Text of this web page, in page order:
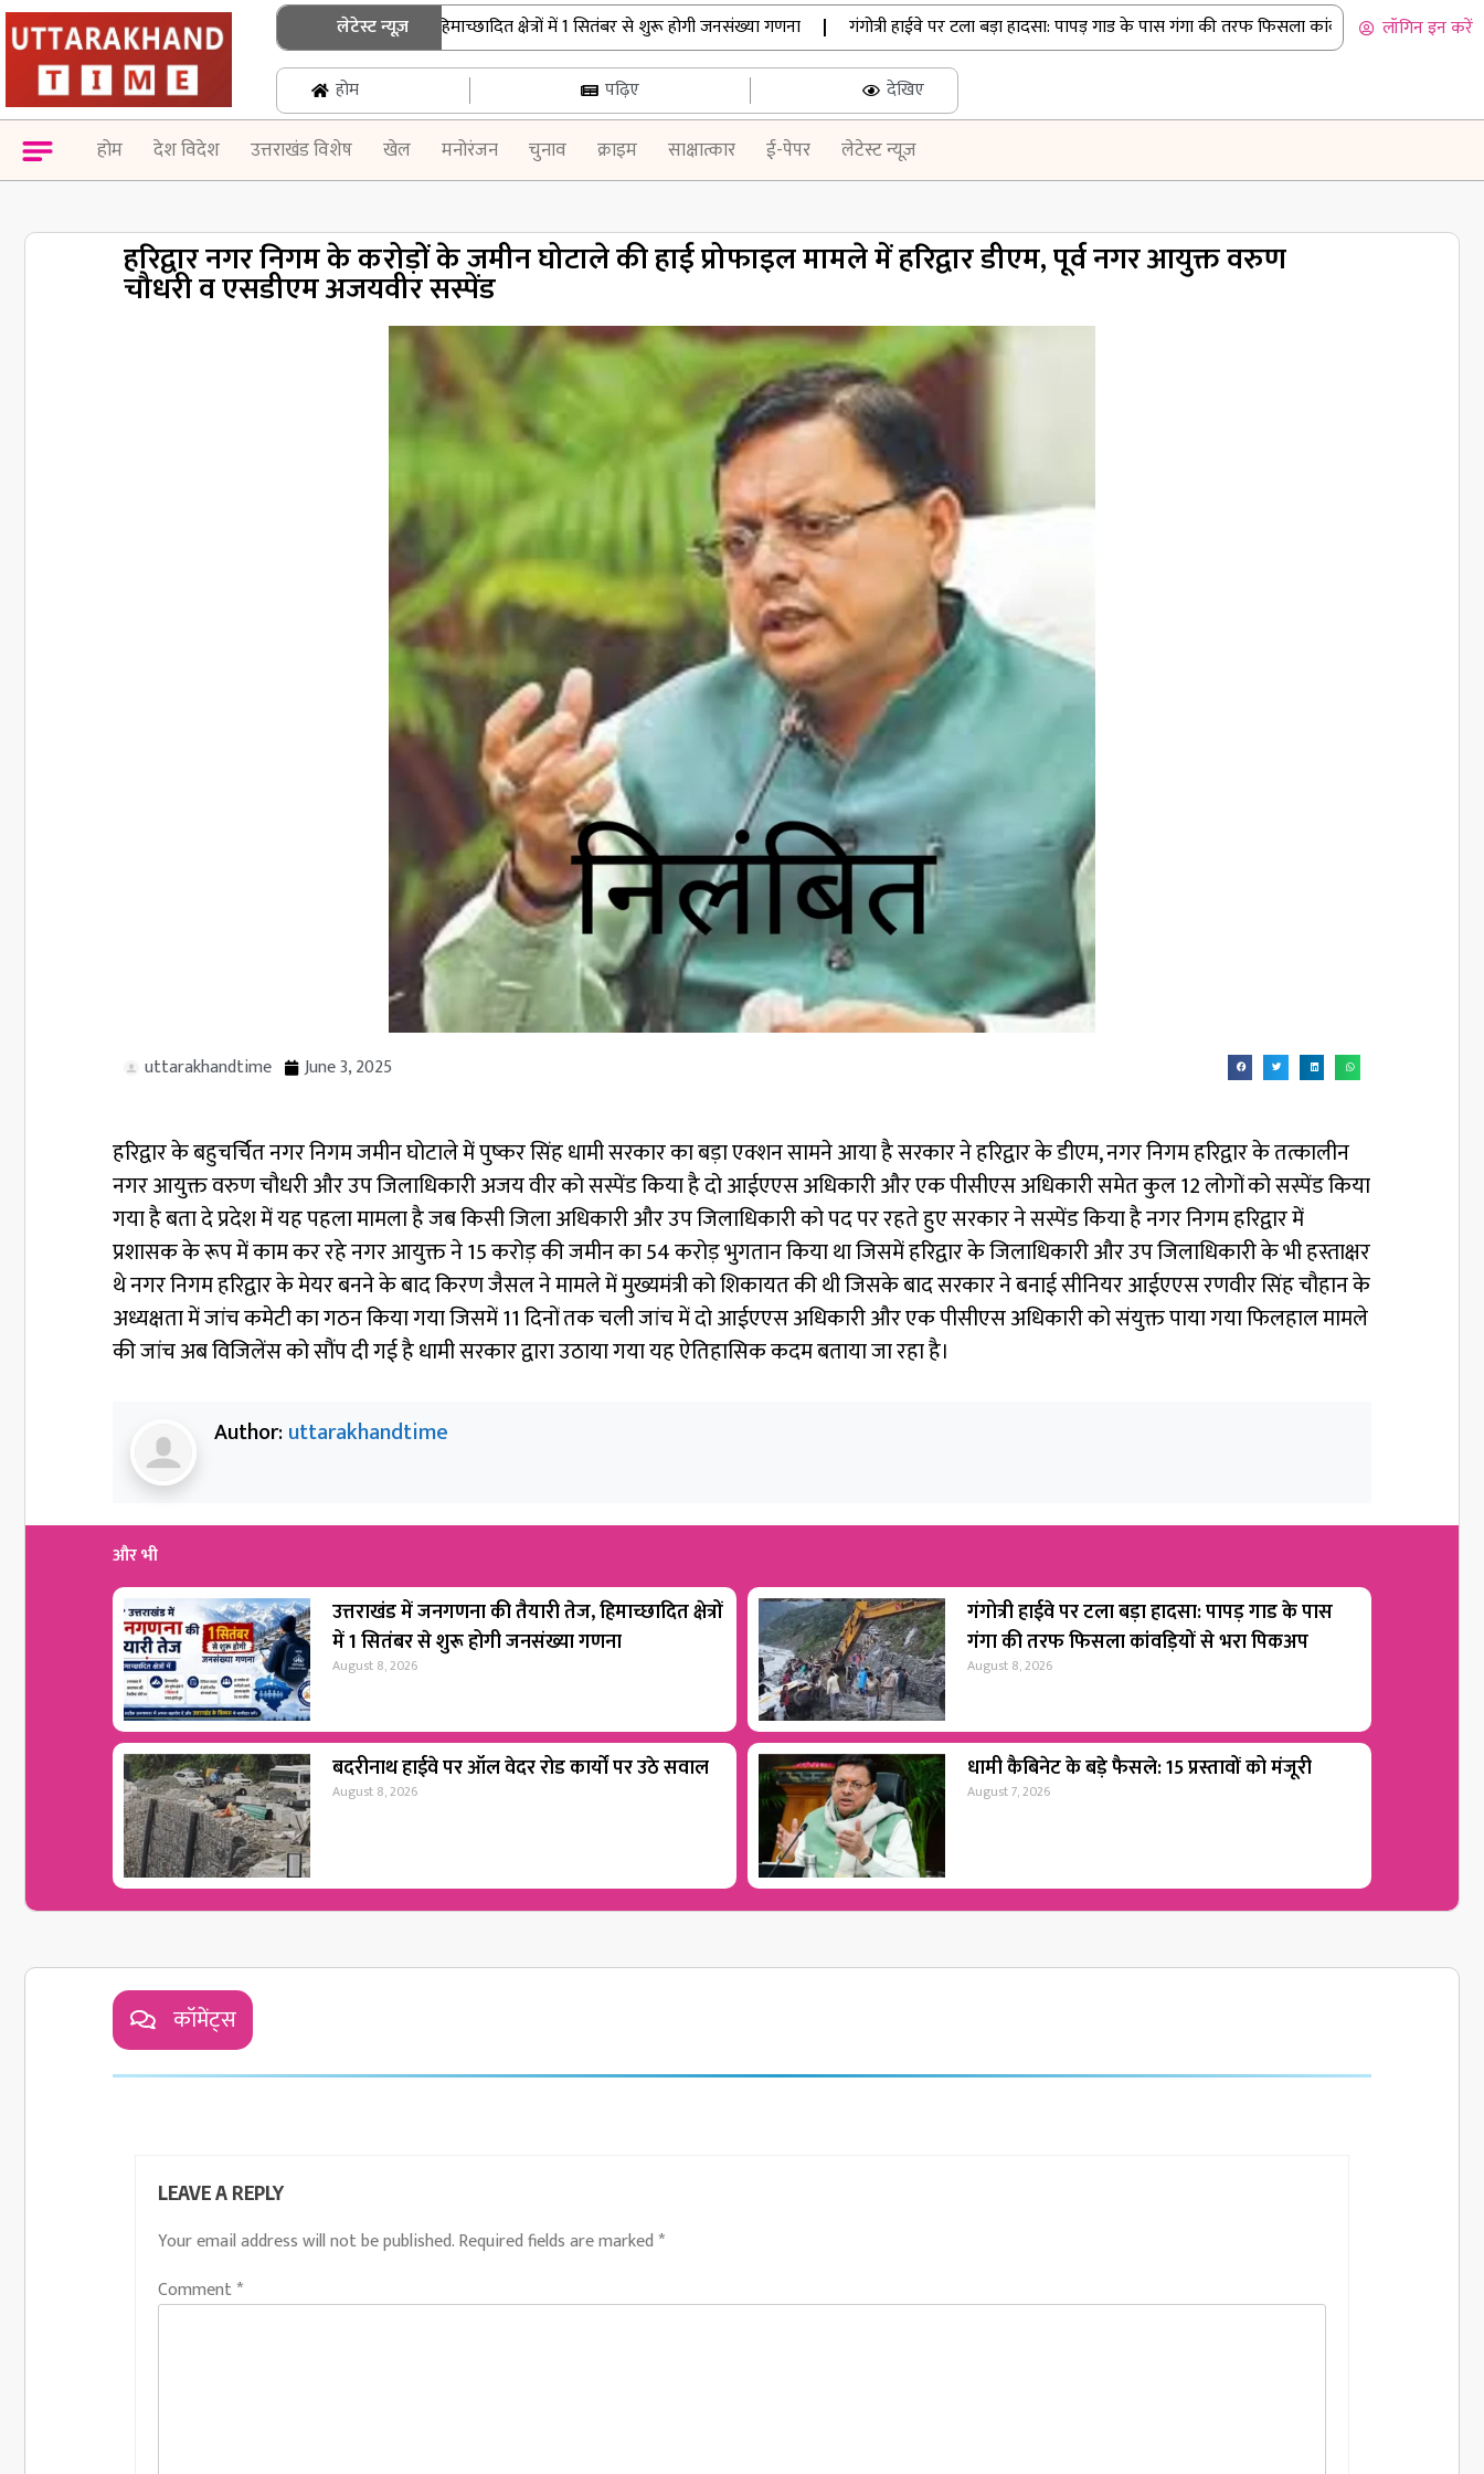
लेटेस्ट न्यूज़
उत्तराखंड में जनगणना की तैयारी तेज, हिमाच्छादित क्षेत्रों में 1 सितंबर से शुरू होगी जनसंख्या गणना | गंगोत्री हाईवे पर टला बड़ा हादसा: पापड़ गाड के पास गंगा की तरफ फिसला कांवड़ियों से भरा पिकअप |
लॉगिन इन करें
होम पढ़िए देखिए
होम देश विदेश उत्तराखंड विशेष खेल मनोरंजन चुनाव क्राइम साक्षात्कार ई-पेपर लेटेस्ट न्यूज़
हरिद्वार नगर निगम के करोड़ों के जमीन घोटाले की हाई प्रोफाइल मामले में हरिद्वार डीएम, पूर्व नगर आयुक्त वरुण
चौधरी व एसडीएम अजयवीर सस्पेंड
uttarakhandtime June 3, 2025
हरिद्वार के बहुचर्चित नगर निगम जमीन घोटाले में पुष्कर सिंह धामी सरकार का बड़ा एक्शन सामने आया है सरकार ने हरिद्वार के डीएम, नगर निगम हरिद्वार के तत्कालीन
नगर आयुक्त वरुण चौधरी और उप जिलाधिकारी अजय वीर को सस्पेंड किया है दो आईएएस अधिकारी और एक पीसीएस अधिकारी समेत कुल 12 लोगों को सस्पेंड किया
गया है बता दे प्रदेश में यह पहला मामला है जब किसी जिला अधिकारी और उप जिलाधिकारी को पद पर रहते हुए सरकार ने सस्पेंड किया है नगर निगम हरिद्वार में
प्रशासक के रूप में काम कर रहे नगर आयुक्त ने 15 करोड़ की जमीन का 54 करोड़ भुगतान किया था जिसमें हरिद्वार के जिलाधिकारी और उप जिलाधिकारी के भी हस्ताक्षर
थे नगर निगम हरिद्वार के मेयर बनने के बाद किरण जैसल ने मामले में मुख्यमंत्री को शिकायत की थी जिसके बाद सरकार ने बनाई सीनियर आईएएस रणवीर सिंह चौहान के
अध्यक्षता में जांच कमेटी का गठन किया गया जिसमें 11 दिनों तक चली जांच में दो आईएएस अधिकारी और एक पीसीएस अधिकारी को संयुक्त पाया गया फिलहाल मामले
की जांच अब विजिलेंस को सौंप दी गई है धामी सरकार द्वारा उठाया गया यह ऐतिहासिक कदम बताया जा रहा है।
Author:uttarakhandtime
और भी
उत्तराखंड में जनगणना की तैयारी तेज, हिमाच्छादित क्षेत्रों
में 1 सितंबर से शुरू होगी जनसंख्या गणना
August 8, 2026
गंगोत्री हाईवे पर टला बड़ा हादसा: पापड़ गाड के पास
गंगा की तरफ फिसला कांवड़ियों से भरा पिकअप
August 8, 2026
बदरीनाथ हाईवे पर ऑल वेदर रोड कार्यों पर उठे सवाल
August 8, 2026
धामी कैबिनेट के बड़े फैसले: 15 प्रस्तावों को मंजूरी
August 7, 2026
कॉमेंट्स
LEAVE A REPLY
Your email address will not be published.Required fields are marked *
Comment*